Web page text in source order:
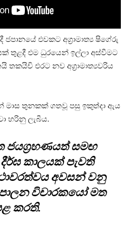
එවකට අග්‍රාමාත්‍ය ෂිගේරු
තුළදී එම ධුරයෙන් ඉල්ලා අස්වීමට
එරට නව අග්‍රාමාත්‍යවරිය
මාස තුනකක් ගතවූ පසු ඉකුත්දා ඇය
හරිනු ලැබීය.
ජයග්‍රහණයත් සමඟ
කාලයක් පැවති
අවසන් වනු
විචාරකයෝ මත
කරති.